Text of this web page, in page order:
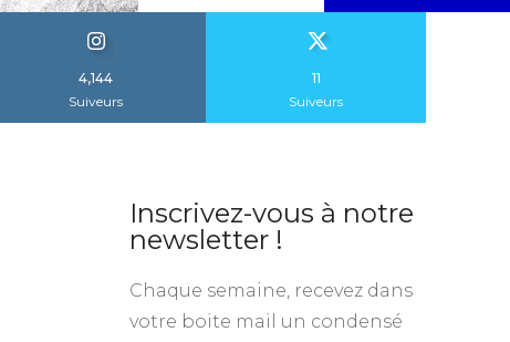
4,144
Suiveurs
11
Suiveurs
Inscrivez-vous à notre
newsletter !
Chaque semaine, recevez dans
votre boite mail un condensé